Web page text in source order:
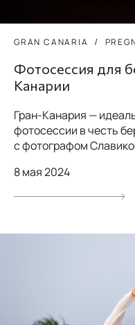
GRAN CANARIA
Фотосессия для
Канарии
Гран-Канария —
фотосессии в честь
с фотографом
8 мая 2024